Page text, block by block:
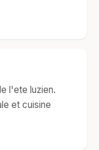
l'ete luzien.
et cuisine